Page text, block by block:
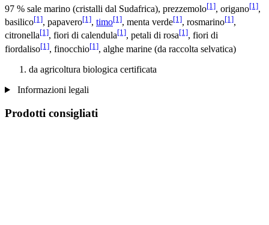
97 % sale marino (cristalli dal Sudafrica), prezzemolo[1], origano[1],
basilico[1], papavero[1], timo[1], menta verde[1], rosmarino[1],
citronella[1], fiori di calendula[1], petali di rosa[1], fiori di
fiordaliso[1], finocchio[1], alghe marine (da raccolta selvatica)
da agricoltura biologica certificata
Informazioni legali
Prodotti consigliati